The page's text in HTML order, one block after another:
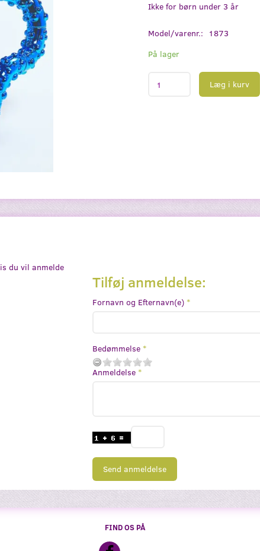
Ikke for børn under 3 år
Model/varenr.:
1873
På lager
Læg i kurv
du vil anmelde
Tilføj anmeldelse:
Fornavn og Efternavn(e)
Bedømmelse
Anmeldelse
Send anmeldelse
FIND OS PÅ